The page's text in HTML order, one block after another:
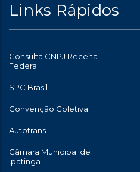
Links Rápidos
Consulta CNPJ Receita
Federal
SPC Brasil
Convenção Coletiva
Autotrans
Câmara Municipal de
Ipatinga